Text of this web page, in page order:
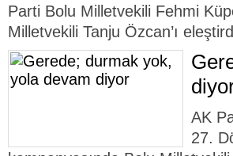
Parti Bolu Milletvekili Fehmi
Milletvekili Tanju Özcan’ı
AK
27.